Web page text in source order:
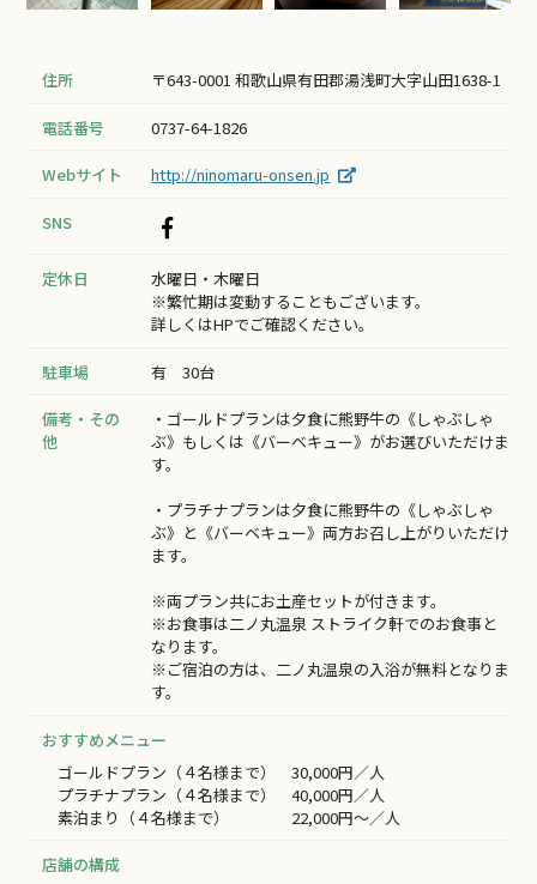
住所 〒643-0001 和歌山県有田郡湯浅町大字山田1638-1
電話番号 0737-64-1826
Webサイト http://ninomaru-onsen.jp
SNS
定休日
水曜日・木曜日
※繁忙期は変動することもございます。
詳しくはHPでご確認ください。
駐車場 有 30台
備考・その
他
・ゴールドプランは夕食に熊野牛の《しゃぶしゃ
ぶ》もしくは《バーベキュー》がお選びいただけま
す。
・プラチナプランは夕食に熊野牛の《しゃぶしゃ
ぶ》と《バーベキュー》両方お召し上がりいただけ
ます。
※両プラン共にお土産セットが付きます。
※お食事は二ノ丸温泉 ストライク軒でのお食事と
なります。
※ご宿泊の方は、二ノ丸温泉の入浴が無料となりま
す。
おすすめメニュー
ゴールドプラン（４名様まで） 30,000円／人
プラチナプラン（４名様まで） 40,000円／人
素泊まり（４名様まで） 22,000円～／人
店舗の構成